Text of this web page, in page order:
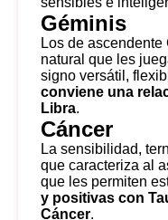
Géminis
Los de
natural que les
signo versátil,
conviene una
Libra.
Cáncer
La sensibilidad,
que caracteriza al
que les permiten
y positivas con
Cáncer.